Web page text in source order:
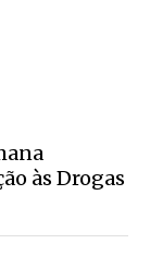
às Drogas